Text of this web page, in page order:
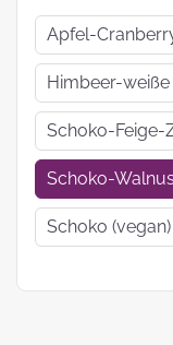
Apfel-
Himbeer-
Schoko-Feige-
Schoko-
Schoko (vegan)